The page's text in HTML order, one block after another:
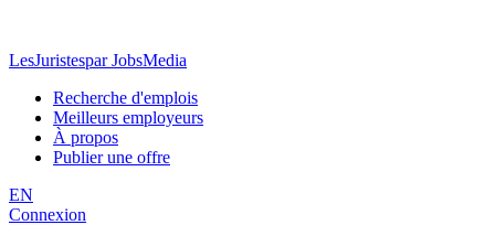
LesJuristespar JobsMedia
Recherche d'emplois
Meilleurs employeurs
À propos
Publier une offre
EN
Connexion